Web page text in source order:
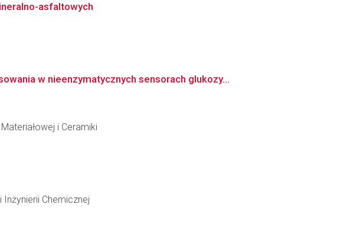
asfaltowych
w nieenzymatycznych sensorach glukozy...
i Ceramiki
Chemicznej